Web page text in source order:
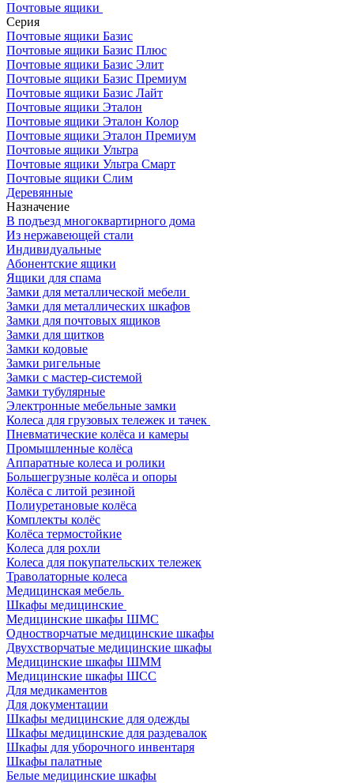
Почтовые ящики
Серия
Почтовые ящики Базис
Почтовые ящики Базис Плюс
Почтовые ящики Базис Элит
Почтовые ящики Базис Премиум
Почтовые ящики Базис Лайт
Почтовые ящики Эталон
Почтовые ящики Эталон Колор
Почтовые ящики Эталон Премиум
Почтовые ящики Ультра
Почтовые ящики Ультра Смарт
Почтовые ящики Слим
Деревянные
Назначение
В подъезд многоквартирного дома
Из нержавеющей стали
Индивидуальные
Абонентские ящики
Ящики для спама
Замки для металлической мебели
Замки для металлических шкафов
Замки для почтовых ящиков
Замки для щитков
Замки кодовые
Замки ригельные
Замки с мастер-системой
Замки тубулярные
Электронные мебельные замки
Колеса для грузовых тележек и тачек
Пневматические колёса и камеры
Промышленные колёса
Аппаратные колеса и ролики
Большегрузные колёса и опоры
Колёса с литой резиной
Полиуретановые колёса
Комплекты колёс
Колёса термостойкие
Колеса для рохли
Колеса для покупательских тележек
Траволаторные колеса
Медицинская мебель
Шкафы медицинские
Медицинские шкафы ШМС
Одностворчатые медицинские шкафы
Двухстворчатые медицинские шкафы
Медицинские шкафы ШММ
Медицинские шкафы ШСС
Для медикаментов
Для документации
Шкафы медицинские для одежды
Шкафы медицинские для раздевалок
Шкафы для уборочного инвентаря
Шкафы палатные
Белые медицинские шкафы